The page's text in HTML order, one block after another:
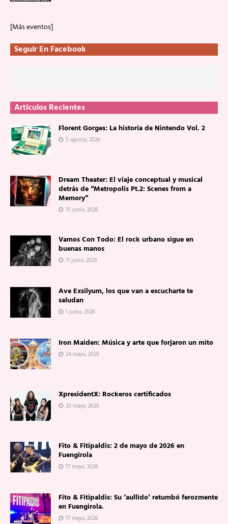
[Más eventos]
Seguir En Facebook
Artículos Recientes
Florent Gorges: La historia de Nintendo Vol. 2
5 agosto, 2026
Dream Theater: El viaje conceptual y musical
detrás de “Metropolis Pt.2: Scenes from a
Memory”
15 junio, 2026
Vamos Con Todo: El rock urbano sigue en
buenas manos
11 junio, 2026
Ave Exsilyum, los que van a escucharte te
saludan
1 junio, 2026
Iron Maiden: Música y arte que forjaron un mito
24 mayo, 2026
XpresidentX: Rockeros certificados
20 mayo, 2026
Fito & Fitipaldis: 2 de mayo de 2026 en
Fuengirola
17 mayo, 2026
Fito & Fitipaldis: Su ‘aullido’ retumbó ferozmente
en Fuengirola.
17 mayo, 2026